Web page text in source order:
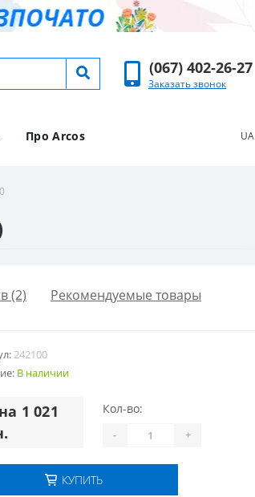
(067) 402-26-27
Заказать звонок
Про Arcos UA
(2) Рекомендуемые товары
242100
В наличии
1 021
Кол-во:
- +
КУПИТЬ